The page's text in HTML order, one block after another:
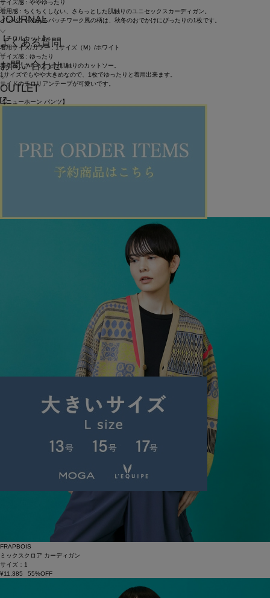
JOURNAL
よくある質問
お問い合わせ
OUTLET
サイズ感 : ややゆったり
着用感 : ちくちくしない、さらっとした肌触りのユニセックスカーディガン。
インパクトのあるパッチワーク風の柄は、秋冬のおでかけにぴったりの1枚です。
【チロルカット】
着用サイズ/カラー : 1サイズ（M）/ホワイト
サイズ感 : ゆったり
着用感 : さらっとした肌触りのカットソー。
1サイズでもやや大きめなので、1枚でゆったりと着用出来ます。
サイドのチロリアンテープが可愛いです。
【ニューホーン パンツ】
接触冷感で暑い日にもオススメ。
着用サイズ/カラー : 1サイズ（23.5㎝）/グレー
FRAPBOIS
ミックスクロア カーディガン
サイズ：1
¥11,385
55%OFF